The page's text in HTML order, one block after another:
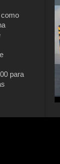
para
retira del